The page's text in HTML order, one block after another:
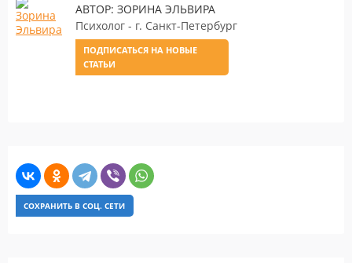
АВТОР: ЗОРИНА ЭЛЬВИРА
Психолог - г. Санкт-Петербург
ПОДПИСАТЬСЯ НА НОВЫЕ
СТАТЬИ
СОХРАНИТЬ В СОЦ. СЕТИ